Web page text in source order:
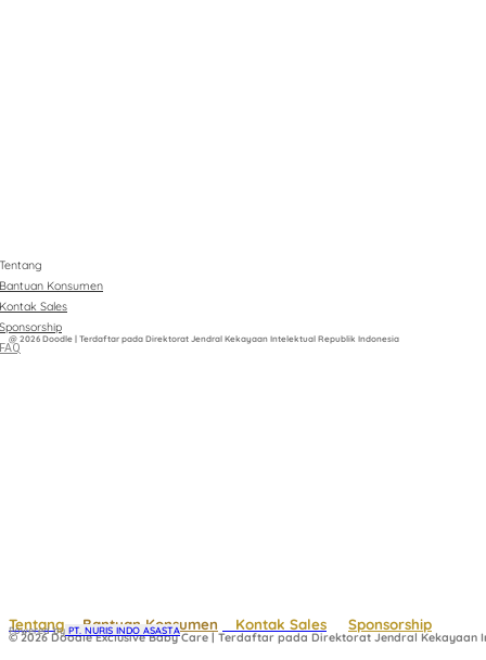
Tentang
Bantuan Konsumen
Kontak Sales
Sponsorship
FAQ
@ 2026 Doodle | Terdaftar pada Direktorat Jendral Kekayaan Intelektual Republik Indonesia
Tentang Bantuan Konsumen Kontak Sales Sponsorship
© 2026 Doodle Exclusive Baby Care | Terdaftar pada Direktorat Jendral Kekayaan
Powered by PT. NURIS INDO ASASTA